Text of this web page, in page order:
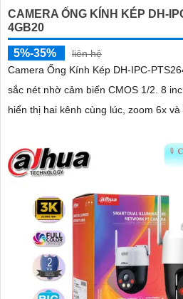
CAMERA ỐNG KÍNH KÉP DH-
4GB20
5%-35%
liên hệ
Camera Ống Kính Kép DH-IPC-
sắc nét nhờ cảm biến CMOS 1/2. 8
hiển thị hai kênh cùng lúc, zoom 6x